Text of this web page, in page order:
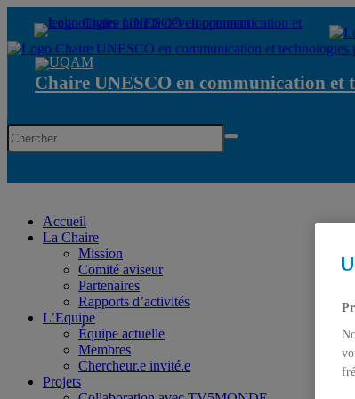
Chaire UNESCO en communication et
Accueil
La Chaire
Mission
Comité aviseur
Partenaires
Rapports d’activités
L’Equipe
Équipe actuelle
Membres
Chercheur.e invité.e
Projets